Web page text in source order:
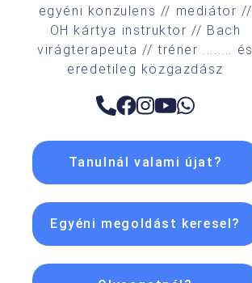
egyéni konzulens // mediátor //
OH kártya instruktor // Bach
virágterapeuta // tréner ........ és
eredetileg közgazdász
Tanulnál valami újat?
Egyéni megoldást keresel?